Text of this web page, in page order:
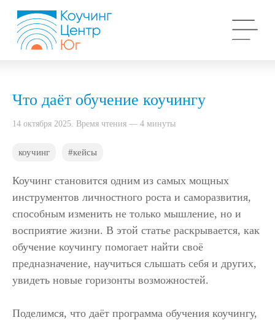
Что даёт обучение коучингу
14 октября 2025. Время чтения — 4 минуты
коучинг #кейсы
Коучинг становится одним из самых мощных
инструментов личностного роста и саморазвития,
способным изменить не только мышление, но и
восприятие жизни. В этой статье раскрывается, как
обучение коучингу помогает найти своё
предназначение, научиться слышать себя и других,
увидеть новые горизонты возможностей.
Поделимся, что даёт программа обучения коучингу,